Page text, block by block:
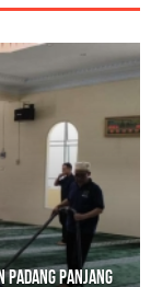
Padang Panjang